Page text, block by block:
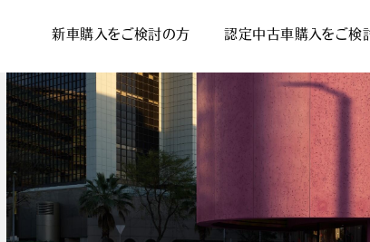
新車購入をご検討の方 認定中古車購入をご検